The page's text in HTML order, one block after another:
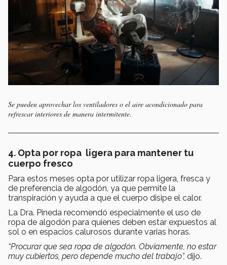
Se pueden aprovechar los ventiladores o el aire acondicionado para
refrescar interiores de manera intermitente.
4. Opta por ropa ligera para mantener tu
cuerpo fresco
Para estos meses opta por utilizar ropa ligera, fresca y
de preferencia de algodón, ya que permite la
transpiración y ayuda a que el cuerpo disipe el calor.
La Dra. Pineda recomendó especialmente el uso de
ropa de algodón para quienes deben estar expuestos al
sol o en espacios calurosos durante varias horas.
“Procurar que sea ropa de algodón. Obviamente, no estar
muy cubiertos, pero depende mucho del trabajo”, dijo.